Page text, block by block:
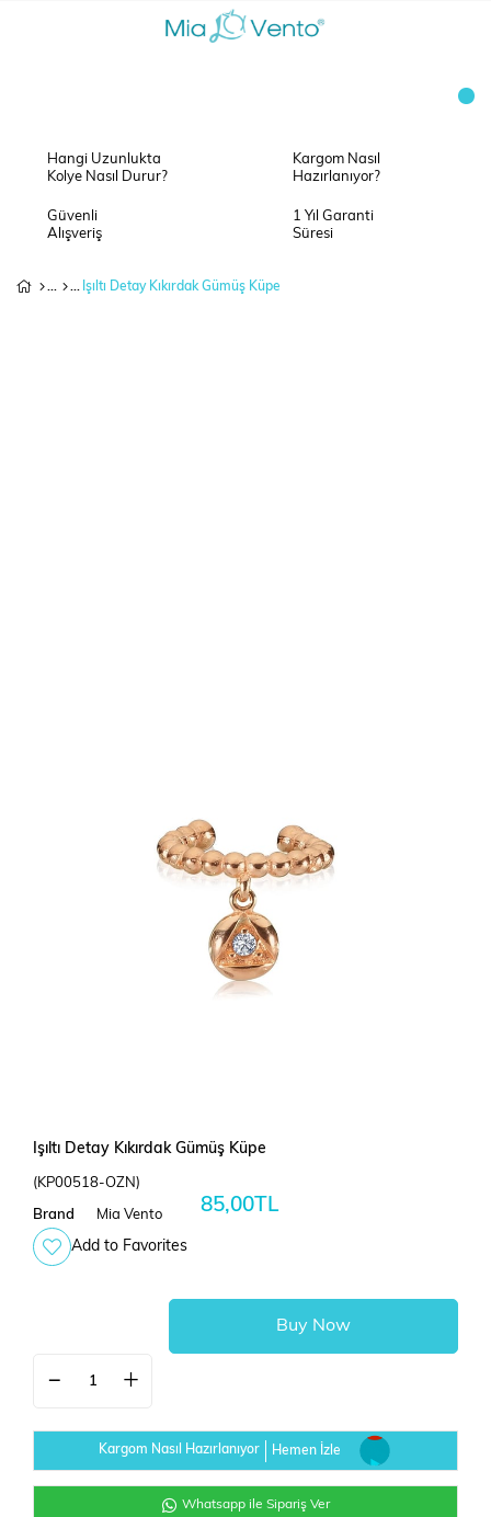
Hangi Uzunlukta
Kolye Nasıl Durur?
Kargom Nasıl
Hazırlanıyor?
Güvenli
Alışveriş
1 Yıl Garanti
Süresi
Işıltı Detay Kıkırdak Gümüş Küpe
Işıltı Detay Kıkırdak Gümüş Küpe
(KP00518-OZN)
Brand Mia Vento 85,00TL
Add to Favorites
Kargom Nasıl Hazırlanıyor Hemen İzle
Whatsapp ile Sipariş Ver